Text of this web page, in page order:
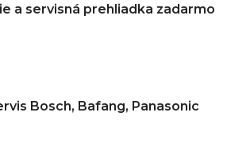
Bosch, Bafang, Panasonic
a servisná prehliadka zadarmo